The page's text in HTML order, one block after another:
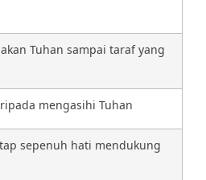
Tuhan sampai taraf yang
mengasihi Tuhan
sepenuh hati mendukung